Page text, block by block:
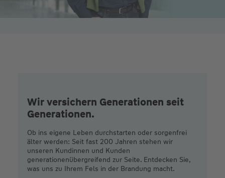
Wir versichern Generationen seit
Generationen.
Ob ins eigene Leben durchstarten oder sorgenfrei
älter werden: Seit fast 200 Jahren stehen wir
unseren Kundinnen und Kunden
generationenübergreifend zur Seite. Entdecken Sie,
was uns zu Ihrem Fels in der Brandung macht.